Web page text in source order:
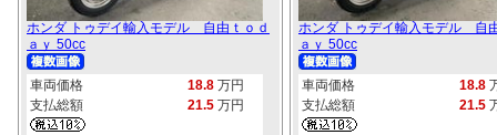
ホンダ トゥデイ輸入モデル 自由ｔｏｄ
ａｙ 50cc
車両価格 18.8 万円
支払総額
21.5 万円
ホンダ トゥデイ輸入モデル 自
ａｙ 50cc
車両価格 18.8
支払総額
21.5